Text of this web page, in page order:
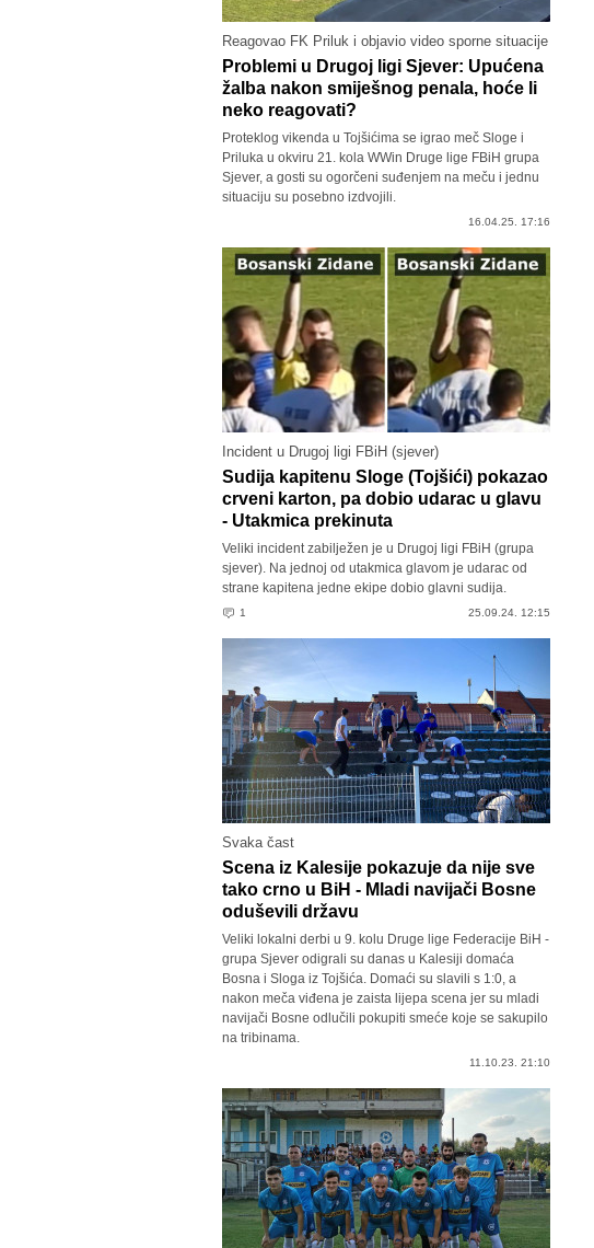
Reagovao FK Priluk i objavio video sporne situacije
Problemi u Drugoj ligi Sjever: Upućena
žalba nakon smiješnog penala, hoće li
neko reagovati?
Proteklog vikenda u Tojšićima se igrao meč Sloge i
Priluka u okviru 21. kola WWin Druge lige FBiH grupa
Sjever, a gosti su ogorčeni suđenjem na meču i jednu
situaciju su posebno izdvojili.
16.04.25. 17:16
Incident u Drugoj ligi FBiH (sjever)
Sudija kapitenu Sloge (Tojšići) pokazao
crveni karton, pa dobio udarac u glavu
- Utakmica prekinuta
Veliki incident zabilježen je u Drugoj ligi FBiH (grupa
sjever). Na jednoj od utakmica glavom je udarac od
strane kapitena jedne ekipe dobio glavni sudija.
1 25.09.24. 12:15
Svaka čast
Scena iz Kalesije pokazuje da nije sve
tako crno u BiH - Mladi navijači Bosne
oduševili državu
Veliki lokalni derbi u 9. kolu Druge lige Federacije BiH -
grupa Sjever odigrali su danas u Kalesiji domaća
Bosna i Sloga iz Tojšića. Domaći su slavili s 1:0, a
nakon meča viđena je zaista lijepa scena jer su mladi
navijači Bosne odlučili pokupiti smeće koje se sakupilo
na tribinama.
11.10.23. 21:10